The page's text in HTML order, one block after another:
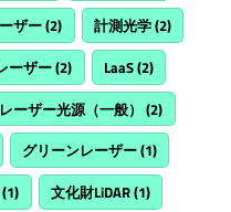
ザー(2) 計測光学(2)
ーザー(2) LaaS(2)
レーザー光源（一般） (2)
グリーンレーザー(1)
(1) 文化財LiDAR(1)